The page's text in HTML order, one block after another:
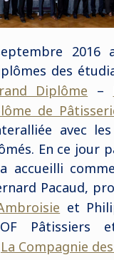
2016
des
Diplôme –
de
avec
En ce jour
accueilli
Pacaud,
et
Pâtissiers
La Compagnie